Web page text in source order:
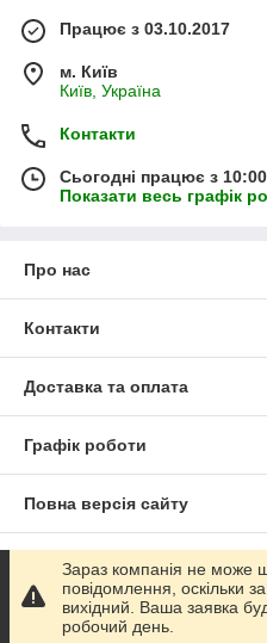
Працює з 03.10.2017
м. Київ
Київ, Україна
Контакти
Сьогодні працює з
Показати весь графік
Про нас
Контакти
Доставка та оплата
Графік роботи
Повна версія сайту
Сайт створено на
Політика конфіденційності
Зараз компанія не може
повідомлення, оскільки
вихідний. Ваша заявка
робочий день.